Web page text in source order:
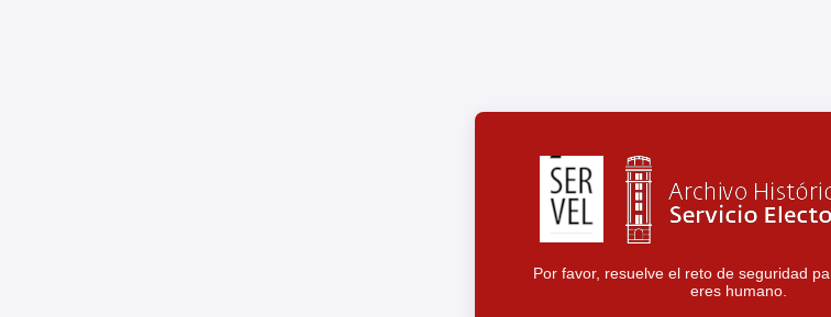
Por favor, resuelve el reto de seguridad
eres humano.